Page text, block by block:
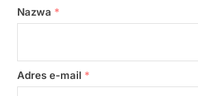
Nazwa *
Adres e-mail *